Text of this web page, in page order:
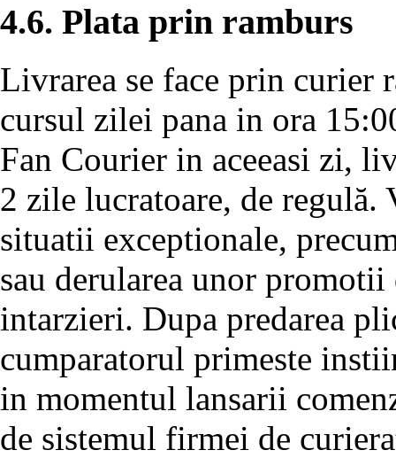
4.6. Plata prin ramburs
Livrarea se face prin curier
cursul zilei pana in ora
Fan Courier in aceeasi zi,
2 zile lucratoare, de regulă.
situatii exceptionale,
sau derularea unor
intarzieri. Dupa predarea
cumparatorul primeste
in momentul lansarii
de sistemul firmei de